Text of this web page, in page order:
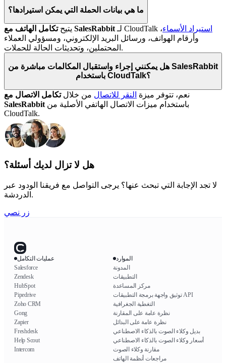
ما هي بيانات الحملة التي يمكن استيرادها؟
يتيح تكامل الهاتف مع SalesRabbit لـ CloudTalk استيراد الأسماء،
وأرقام الهواتف، ورسائل البريد الإلكتروني، ومسؤولي العملاء
المحتملين، وتحديثات الحالة للحملات.
هل يمكنني إجراء واستقبال المكالمات مباشرة من SalesRabbit
باستخدام CloudTalk؟
نعم، تتوفر ميزة النقر للاتصال من خلالتكامل الاتصال مع
SalesRabbit
CloudTalk.
هل لا تزال لديك أسئلة؟
لا تجد الإجابة التي تبحث عنها؟ يرجى التواصل مع فريقنا الودود عبر
الدردشة.
زر نصي
عمليات التكامل
Salesforce
Zendesk
HubSpot
Pipedrive
Zoho CRM
Gong
Zapier
Freshdesk
Help Scout
Intercom
الموارد
المدونة
التطبيقات
مركز المساعدة
توثيق واجهة برمجة التطبيقات API
التغطية الجغرافية
نظرة عامة على المقارنة
نظرة عامة على البدائل
بديل وكلاء الصوت بالذكاء الاصطناعي
أسعار وكلاء الصوت بالذكاء الاصطناعي
مقارنة وكلاء الصوت
مراجعات أنظمة الهاتف